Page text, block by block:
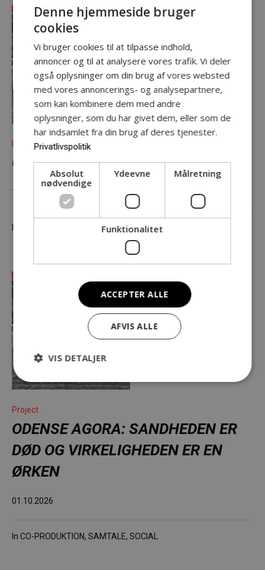
Project
ODENSE AGORA: BE LIKE WATER
12.11.2026
SAMTALE,SOCIAL
Project
ODENSE AGORA: SANDHEDEN ER
DØD OG VIRKELIGHEDEN ER EN
ØRKEN
01.10.2026
In CO-PRODUKTION, SAMTALE, SOCIAL
Denne hjemmeside bruger
cookies
Vi bruger cookies til at tilpasse indhold,
annoncer og til at analysere vores trafik. Vi deler
også oplysninger om din brug af vores websted
med vores annoncerings- og analysepartnere,
som kan kombinere dem med andre
oplysninger, som du har givet dem, eller som de
har indsamlet fra din brug af deres tjenester.
Privatlivspolitik
Absolut
nødvendige
Ydeevne Målretning
Funktionalitet
ACCEPTER ALLE
AFVIS ALLE
VIS DETALJER